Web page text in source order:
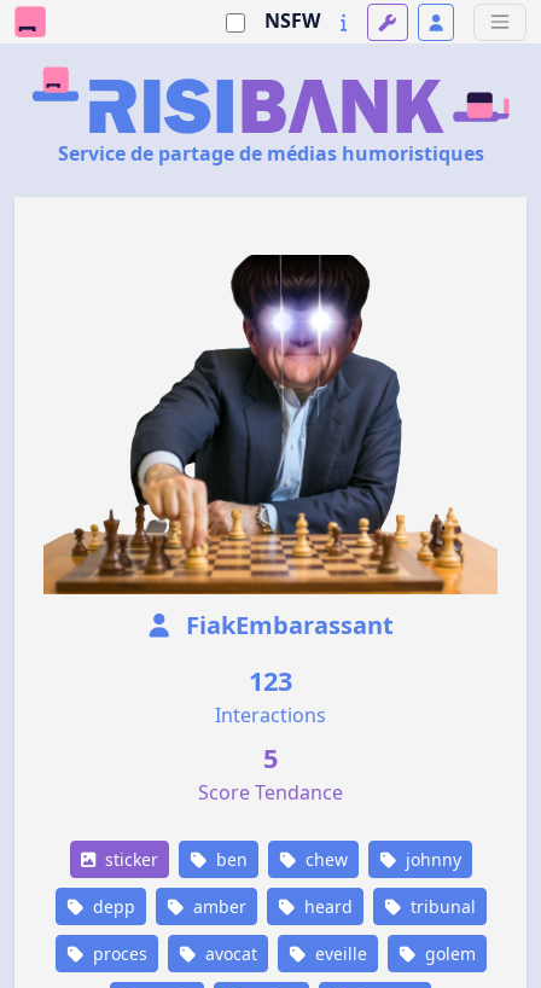
NSFW
Service de partage de médias humoristiques
FiakEmbarassant
123
Interactions
5
Score Tendance
sticker ben chew johnny
depp amber heard tribunal
proces avocat eveille golem